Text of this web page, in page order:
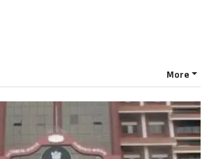
More